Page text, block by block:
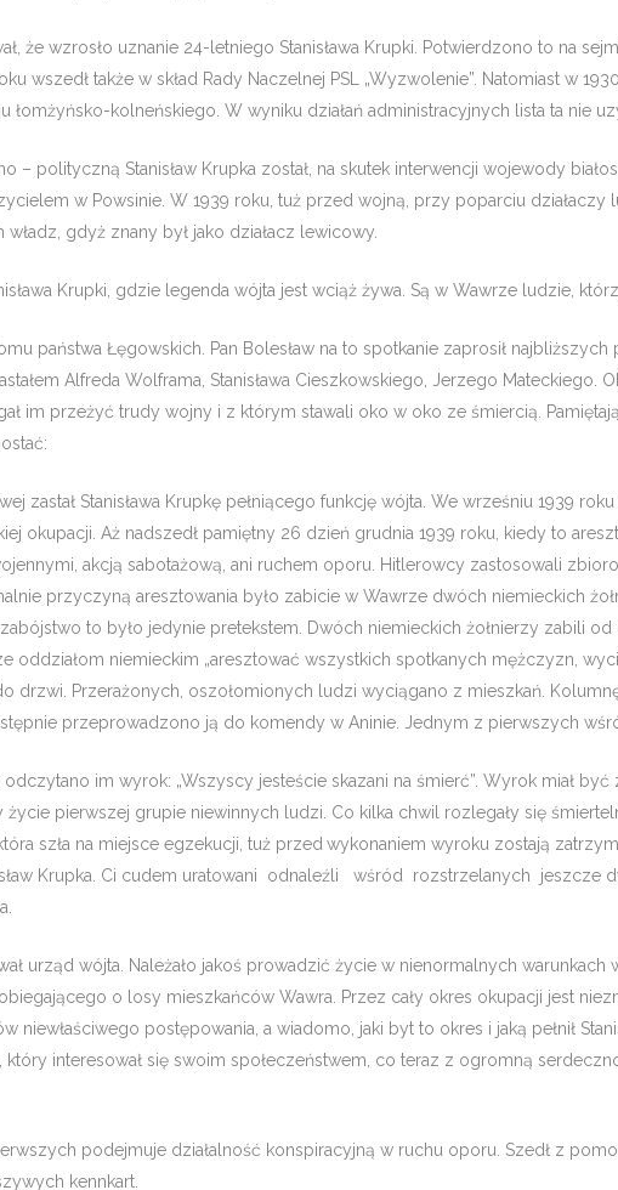
że wzrosło uzna­nie 24-letniego Stanisława Krupki. Potwier­dzono to na
wszedł także w skład Rady Naczel­nej PSL „Wyzwolenie”. Natomiast w
kolneńskiego. W wyniku działań ad­ministracyjnych lista ta nie
– polityczną Stani­sław Krupka został, na skutek interwencji wo­jewody
w Powsinie. W 1939 roku, tuż przed wojną, przy poparciu
gdyż znany był jako działacz lewicowy.
Krupki, gdzie legenda wójta jest wciąż żywa. Są w Wawrze ludzie,
państwa Łęgowskich. Pan Bolesław na to spotkanie za­prosił
Alfreda Wolframa, Stanisława Cieszkowskiego, Jerzego
im przeżyć trudy wojny i z którym stawa­li oko w oko ze śmiercią.
zastał Stanisława Krupkę pełniącego funkcję wójta. We wrześniu 1939
okupacji. Aż nadszedł pamiętny 26 dzień grudnia 1939 roku, kiedy to
akcją sabotażową, ani ruchem oporu. Hit­lerowcy zastosowali
przyczyną aresztowania było zabicie w Wawrze dwóch niemieckich
to było jedynie pretek­stem. Dwóch niemieckich żołnierzy zabili
oddzia­łom niemieckim „aresztować wszystkich spot­kanych mężczyzn,
drzwi. Przerażo­nych, oszołomionych ludzi wyciągano z mie­szkań.
przeprowadzono ją do komendy w Aninie. Jednym z pierwszych
im wy­rok: „Wszyscy jesteście skazani na śmierć”. Wyrok miał
życie pierwszej grupie niewinnych ludzi. Co kilka chwil rozlegały się
szła na miejsce egzekucji, tuż przed wykonaniem wyroku zostają
Krupka. Ci cudem uratowani odnaleźli wśród rozstrzelanych jeszcze
urząd wójta. Należało jakoś prowadzić życie w nienormalnych
o losy miesz­kańców Wawra. Przez cały okres okupacji jest
niewłaściwego postępowania, a wia­domo, jaki byt to okres i jaką pełnił
który inte­resował się swoim społeczeństwem, co teraz z ogromną
podejmu­je działalność konspiracyjną w ruchu oporu. Szedł z
kennkart.